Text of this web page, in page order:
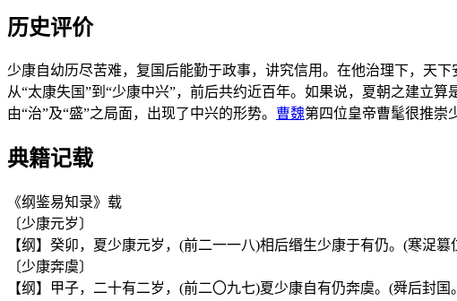
历史评价
少康自幼历尽苦难，复国后能勤于政事，讲究信用。在他治理下，天
从“太康失国”到“少康中兴”，前后共约近百年。如果说，夏朝之建立
由“治”及“盛”之局面，出现了中兴的形势。 曹魏第四位皇帝曹髦很推崇
典籍记载
《纲鉴易知录》载
〔少康元岁〕
【纲】癸卯，夏少康元岁，(前二一一八)相后缗生少康于有仍。(寒浞
〔少康奔虞〕
【纲】甲子，二十有二岁，(前二〇九七)夏少康自有仍奔虞。(舜后封国